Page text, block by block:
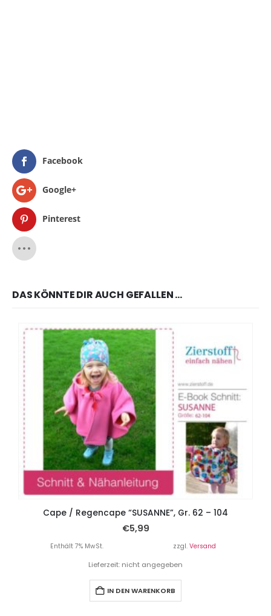
Facebook
Google+
Pinterest
DAS KÖNNTE DIR AUCH GEFALLEN …
Cape / Regencape “SUSANNE”, Gr. 62 – 104
€5,99
Enthält 7% MwSt. zzgl. Versand
Lieferzeit: nicht angegeben
IN DEN WARENKORB